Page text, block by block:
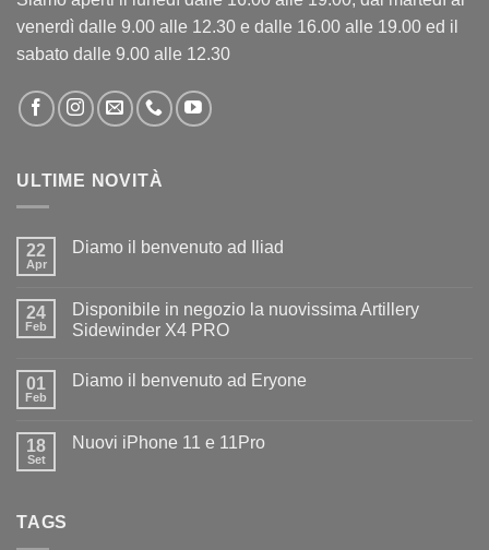
venerdì dalle 9.00 alle 12.30 e dalle 16.00 alle 19.00 ed il
sabato dalle 9.00 alle 12.30
ULTIME NOVITÀ
22
Apr
Diamo il benvenuto ad Iliad
Diamo
il
benvenuto
24
Feb
Disponibile in negozio la nuovissima Artillery
Sidewinder X4 PRO
su
la
nuovissima
01
Feb
Diamo il benvenuto ad Eryone
Diamo
18
Set
Nuovi iPhone 11 e 11Pro
TAGS